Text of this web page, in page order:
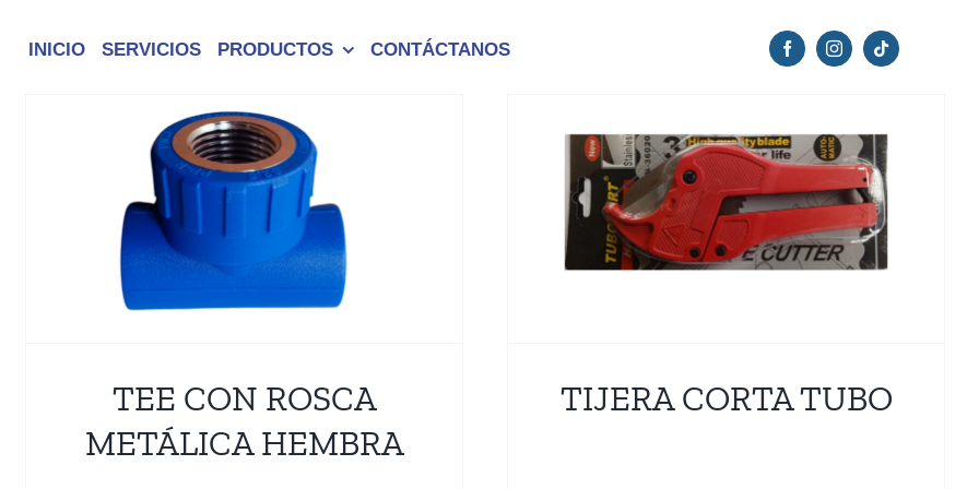
INICIO SERVICIOS PRODUCTOS CONTÁCTANOS
TEE CON ROSCA
METÁLICA HEMBRA
TIJERA CORTA TUBO
Accesorios PPR Termofusión
TIJERA CORTA TUBO